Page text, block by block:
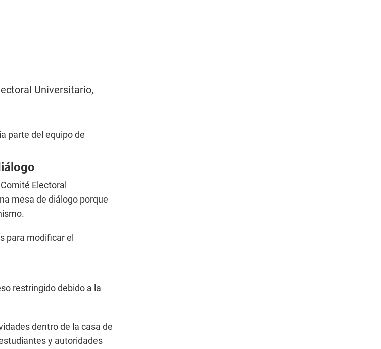
Universitario,
parte del equipo de
Electoral
mesa de diálogo porque
para modificar el
restringido debido a la
dentro de la casa de
y autoridades